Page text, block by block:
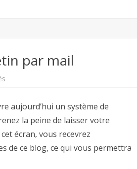
par mail
BPM
Bulletin
par
mail
aujourd’hui un système de
la peine de laisser votre
écran, vous recevrez
de ce blog, ce qui vous permettra